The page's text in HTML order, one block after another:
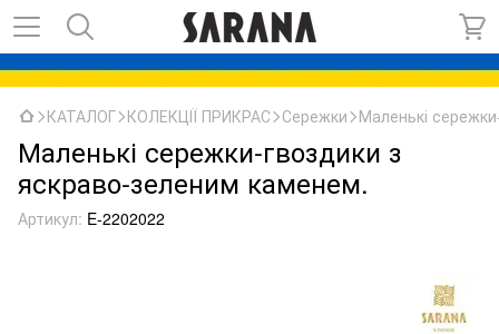
КАТАЛОГ КОЛЕКЦІЇ ПРИКРАС Сережки Маленькі
Маленькі сережки-гвоздики з
яскраво-зеленим каменем.
Артикул: E-2202022